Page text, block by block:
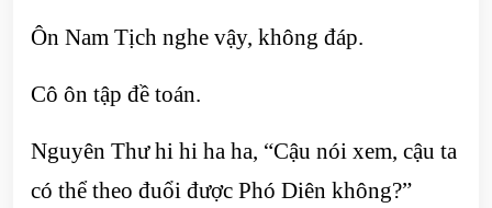
Ôn Nam Tịch nghe vậy, không đáp.
Cô ôn tập đề toán.
Nguyên Thư hi hi ha ha, “Cậu nói xem, cậu ta
có thể theo đuổi được Phó Diên không?”